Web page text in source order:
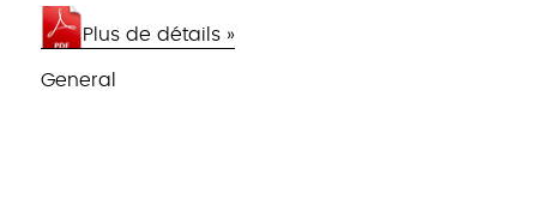
Plus de détails »
General